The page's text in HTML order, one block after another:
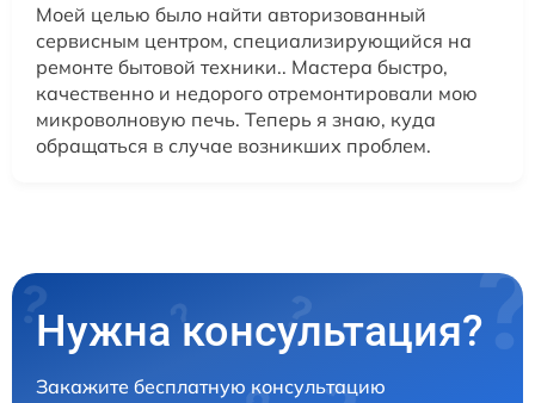
Моей целью было найти авторизованный
сервисным центром, специализирующийся на
ремонте бытовой техники.. Мастера быстро,
качественно и недорого отремонтировали мою
микроволновую печь. Теперь я знаю, куда
обращаться в случае возникших проблем.
Нужна консультация?
Закажите бесплатную консультацию